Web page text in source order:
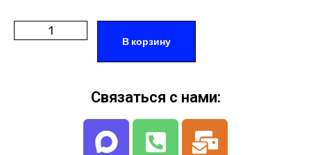
В корзину
Связаться с нами: